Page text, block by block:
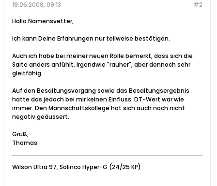
#2
19.06.2009, 09:13
Hallo Namensvetter,
ich kann Deine Erfahrungen nur teilweise bestätigen.
Auch ich habe bei meiner neuen Rolle bemerkt, dass sich die
Saite anders anfühlt. Irgendwie "rauher", aber dennoch sehr
gleitfähig.
Auf den Besaitungsvorgang sowie das Besaitungsergebnis
hatte das jedoch bei mir keinen Einfluss. DT-Wert war wie
immer. Den Mannschaftskollege hat sich auch noch nicht
negativ geäussert.
Gruß,
Thomas
Wilson Ultra 97, Solinco Hyper-G (24/25 KP)